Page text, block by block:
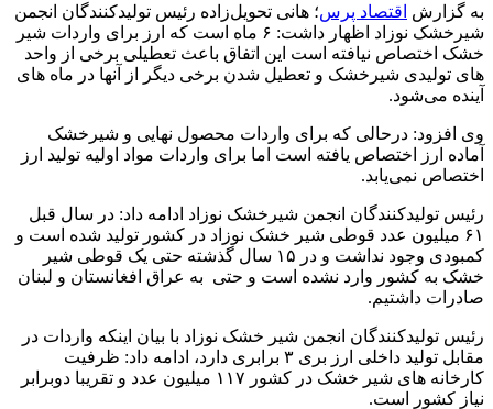
به گزارش اقتصاد پرس؛ هانی تحویل‌زاده رئیس تولیدکنندگان انجمن
شیرخشک نوزاد اظهار داشت: ۶ ماه است که ارز برای واردات شیر
خشک اختصاص نیافته است این اتفاق باعث تعطیلی برخی از واحد
های تولیدی شیرخشک و تعطیل شدن برخی دیگر از آنها در ماه های
آینده می‌شود.
وی افزود: درحالی که برای واردات محصول نهایی و شیرخشک
آماده ارز اختصاص یافته است اما برای واردات مواد اولیه تولید ارز
اختصاص نمی‌یابد.
رئیس تولیدکنندگان انجمن شیرخشک نوزاد ادامه داد: در سال قبل
۶۱ میلیون عدد قوطی شیر خشک نوزاد در کشور تولید شده است و
کمبودی وجود نداشت و در ۱۵ سال گذشته حتی یک قوطی شیر
خشک به کشور وارد نشده است و حتی به عراق افغانستان و لبنان
صادرات داشتیم.
رئیس تولیدکنندگان انجمن شیر خشک نوزاد با بیان اینکه واردات در
مقابل تولید داخلی ارز بری ۳ برابری دارد، ادامه داد: ظرفیت
کارخانه های شیر خشک در کشور ۱۱۷ میلیون عدد و تقریبا دوبرابر
نیاز کشور است.